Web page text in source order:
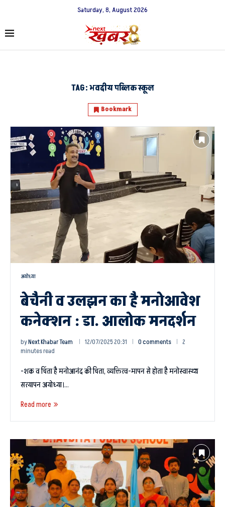
Saturday, 8, August 2026
TAG:भवदीय पब्लिक स्कूल
Bookmark
अयोध्या
बेचैनी व उलझन का है मनोआवेश
कनेक्शन : डा. आलोक मनदर्शन
byNext Khabar Team 12/07/2025 20:31 0 comments
2
minutes read
-शक व चिंता है मनोआनंद की चिता, व्यक्तित्व-मापन से होता है मनोस्वास्थ्य
सत्यापन अयोध्या।…
Read more